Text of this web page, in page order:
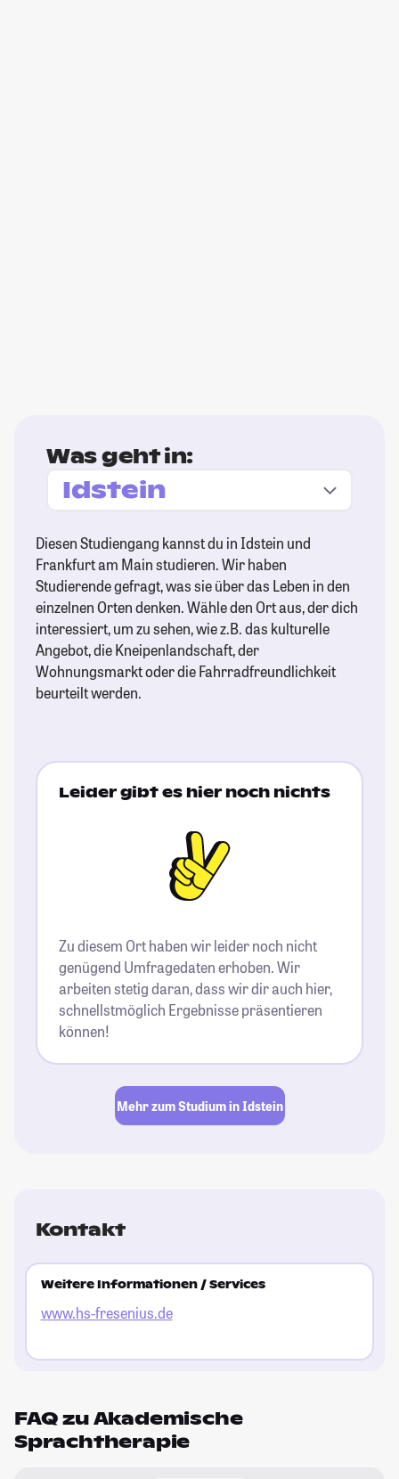
Was geht in:
Diesen Studiengang kannst du in Idstein und
Frankfurt am Main studieren. Wir haben
Studierende gefragt, was sie über das Leben in den
einzelnen Orten denken. Wähle den Ort aus, der dich
interessiert, um zu sehen, wie z.B. das kulturelle
Angebot, die Kneipenlandschaft, der
Wohnungsmarkt oder die Fahrradfreundlichkeit
beurteilt werden.
Leider gibt es hier noch nichts
Zu diesem Ort haben wir leider noch nicht
genügend Umfragedaten erhoben. Wir
arbeiten stetig daran, dass wir dir auch hier,
schnellstmöglich Ergebnisse präsentieren
können!
Mehr zum Studium in Idstein
Kontakt
Weitere Informationen / Services
www.hs-fresenius.de
FAQ zu Akademische
Sprachtherapie